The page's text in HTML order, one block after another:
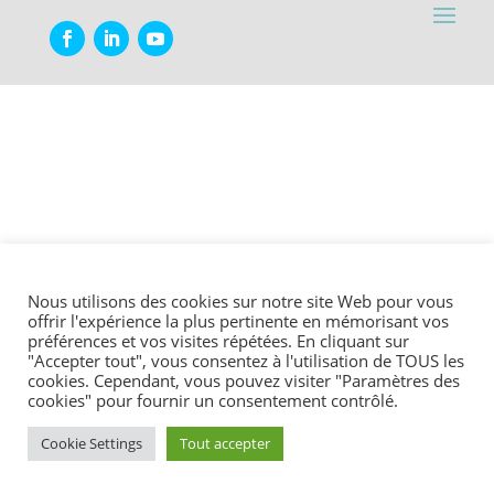
Nous utilisons des cookies sur notre site Web pour vous
offrir l'expérience la plus pertinente en mémorisant vos
préférences et vos visites répétées. En cliquant sur
"Accepter tout", vous consentez à l'utilisation de TOUS les
cookies. Cependant, vous pouvez visiter "Paramètres des
cookies" pour fournir un consentement contrôlé.
Cookie Settings Tout accepter